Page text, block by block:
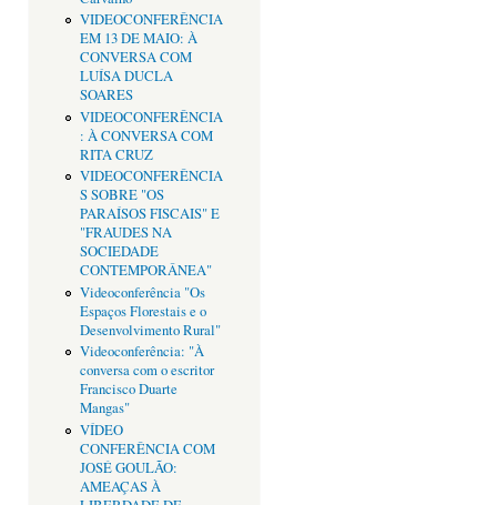
VIDEOCONFERÊNCIA
EM 13 DE MAIO: À
CONVERSA COM
LUÍSA DUCLA
SOARES
VIDEOCONFERÊNCIA
: À CONVERSA COM
RITA CRUZ
VIDEOCONFERÊNCIA
S SOBRE "OS
PARAÍSOS FISCAIS" E
"FRAUDES NA
SOCIEDADE
CONTEMPORÂNEA"
Videoconferência "Os
Espaços Florestais e o
Desenvolvimento Rural"
Videoconferência: "À
conversa com o escritor
Francisco Duarte
Mangas"
VÍDEO
CONFERÊNCIA COM
JOSÉ GOULÃO:
AMEAÇAS À